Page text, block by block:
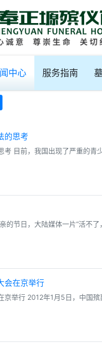
中心 服务指南
的思考
考 目前，我国出现了严重的
的节日，大陆媒体一片“活不
会在京举行
京举行 2012年1月5日，中国